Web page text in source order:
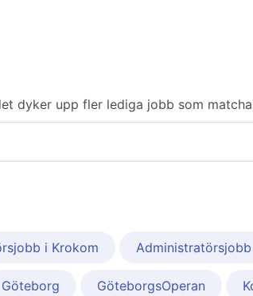
dyker upp fler lediga jobb som
i Krokom
Göteborg GöteborgsOperan